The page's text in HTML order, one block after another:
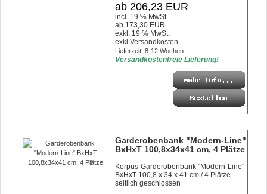
ab 206,23 EUR
incl. 19 % MwSt.
ab 173,30 EUR
exkl. 19 % MwSt.
exkl.Versandkosten
Lieferzeit: 8-12 Wochen
Versandkostenfreie Lieferung!
Garderobenbank "Modern-Line"
BxHxT 100,8x34x41 cm, 4 Plätze
Korpus-Garderobenbank "Modern-Line"
BxHxT 100,8 x 34 x 41 cm / 4 Plätze
seitlich geschlossen